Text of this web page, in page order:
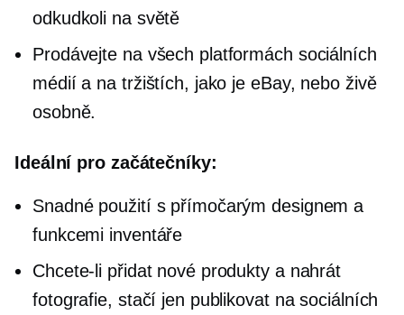
odkudkoli na světě
Prodávejte na všech platformách sociálních
médií a na tržištích, jako je eBay, nebo živě
osobně.
Ideální pro začátečníky:
Snadné použití s ​​přímočarým designem a
funkcemi inventáře
Chcete-li přidat nové produkty a nahrát
fotografie, stačí jen publikovat na sociálních